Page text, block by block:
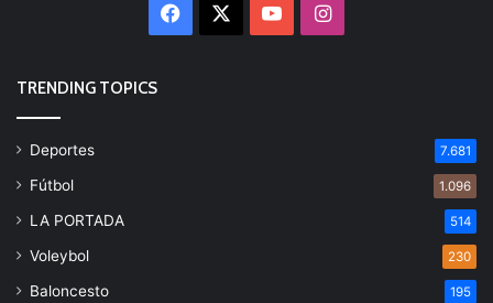
Facebook YouTubeInstagram
TRENDING TOPICS
Deportes 7.681
Fútbol 1.096
LA PORTADA 514
Voleybol 230
Baloncesto 195